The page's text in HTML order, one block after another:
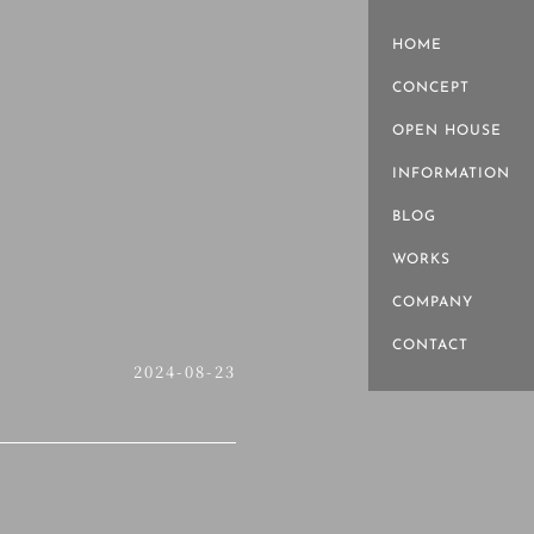
HOME
CONCEPT
OPEN HOUSE
INFORMATION
BLOG
WORKS
COMPANY
CONTACT
2024-08-23